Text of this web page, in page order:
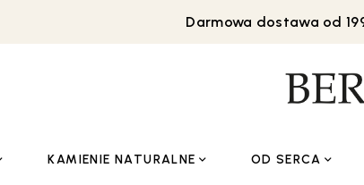
Darmowa dostawa od
KAMIENIE NATURALNE OD SERCA